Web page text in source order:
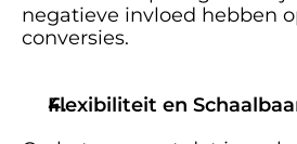
negatieve invloed hebben
conversies.
Flexibiliteit en